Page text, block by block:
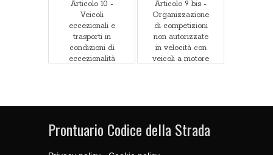
Articolo 10 -
Veicoli
eccezionali e
trasporti in
condizioni di
eccezionalità
Articolo 9 bis -
Organizzazione
di competizioni
non autorizzate
in velocità con
veicoli a motore
Prontuario Codice della Strada